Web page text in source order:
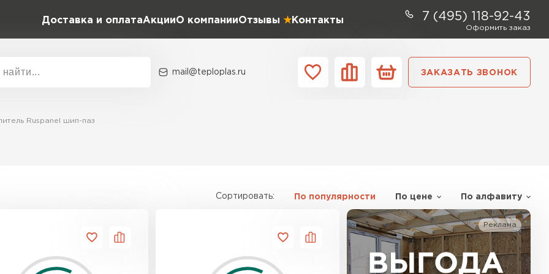
Доставка и оплатаАкцииО компанииОтзывы Контакты 7 (495) 118-92-43
Оформить заказ
mail@teploplas.ru ЗАКАЗАТЬ ЗВОНОК
Ruspanel шип-паз
Сортировать: По популярности По цене По алфавиту
Реклама
Контакты
Утеплитель Дирок
ПЕРЕЙТИ